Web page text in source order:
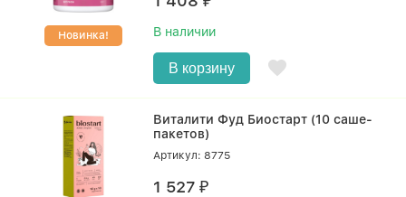
Новинка! В наличии
В корзину
Виталити Фуд Биостарт (10 саше-
пакетов)
Артикул: 8775
1 527₽